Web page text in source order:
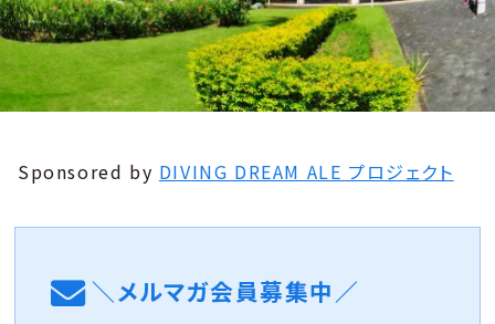
Sponsored by DIVING DREAM ALE プロジェクト
＼メルマガ会員募集中／